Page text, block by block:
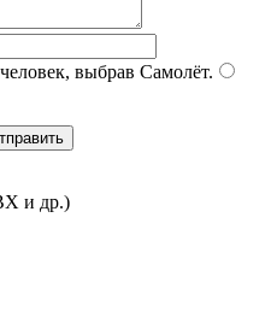
выбрав Самолёт.
и др.)